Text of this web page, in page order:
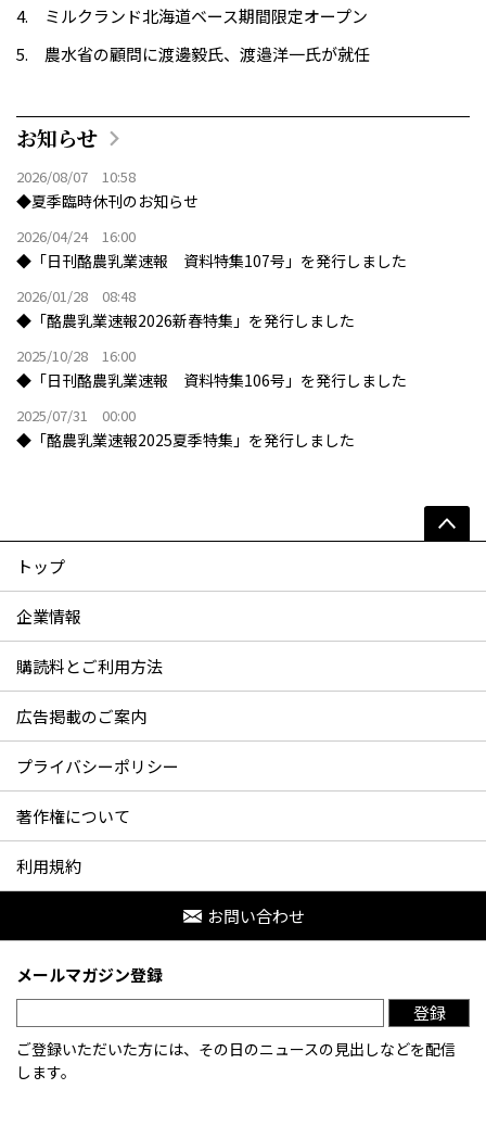
ミルクランド北海道ベース期間限定オープン
農水省の顧問に渡邊毅氏、渡邉洋一氏が就任
お知らせ
2026/08/07 10:58
◆夏季臨時休刊のお知らせ
2026/04/24 16:00
◆「日刊酪農乳業速報 資料特集107号」を発行しました
2026/01/28 08:48
◆「酪農乳業速報2026新春特集」を発行しました
2025/10/28 16:00
◆「日刊酪農乳業速報 資料特集106号」を発行しました
2025/07/31 00:00
◆「酪農乳業速報2025夏季特集」を発行しました
トップ
企業情報
購読料とご利用方法
広告掲載のご案内
プライバシーポリシー
著作権について
利用規約
お問い合わせ
メールマガジン登録
登録
ご登録いただいた方には、その日のニュースの見出しなどを配信
します。